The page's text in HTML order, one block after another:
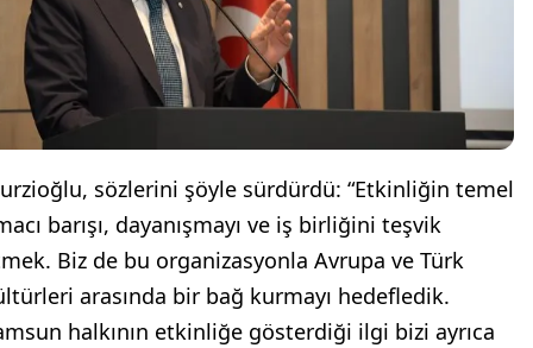
sözlerini şöyle sürdürdü: “Etkinliğin temel
barışı, dayanışmayı ve iş birliğini teşvik
Biz de bu organizasyonla Avrupa ve Türk
arasında bir bağ kurmayı hedefledik.
halkının etkinliğe gösterdiği ilgi bizi ayrıca